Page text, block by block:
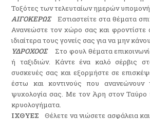
Τοξότες των τελευταίων ημερών υπομονή
ΑΙΓΟΚΕΡΩΣΕστιαστείτε στα θέματα
Ανανεώστε τον χώρο σας και
ιδιαίτερα τους γονείς σας για να μην
ΥΔΡΟΧΟΟΣΣτο φουλ θέματα
ή ταξιδιών. Κάντε ένα καλό σέρβις
συσκευές σας και εξορμήστε σε
έστω και κοντινούς που ανανεώνουν
ψυχολογία σας. Με τον Άρη στον Ταύρο
κρυολογήματα.
ΙΧΘΥΕΣ
Θέλετε να νιώσετε ασφάλεια